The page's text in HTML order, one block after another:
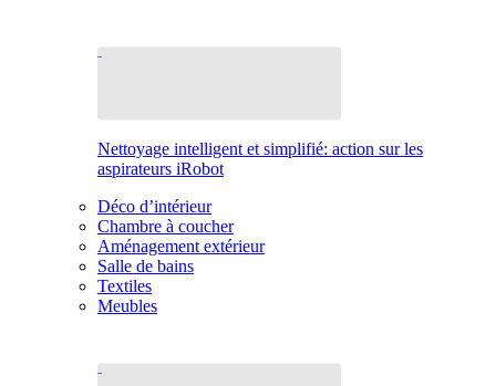
Nettoyage intelligent et simplifié: action sur les
aspirateurs iRobot
Déco d’intérieur
Chambre à coucher
Aménagement extérieur
Salle de bains
Textiles
Meubles